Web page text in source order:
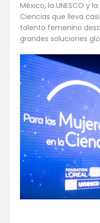
México, la UNESCO y
Ciencias que lleva
talento femenino
grandes soluciones